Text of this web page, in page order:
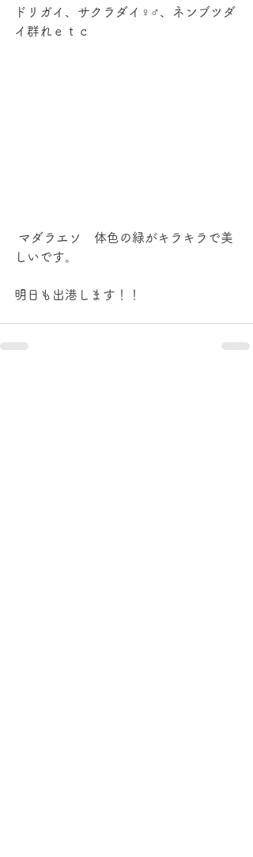
ドリガイ、サクラダイ♀♂、ネンブツダ
イ群れｅｔｃ
しいです。
明日も出港します！！